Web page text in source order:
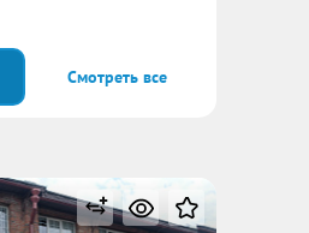
Смотреть все